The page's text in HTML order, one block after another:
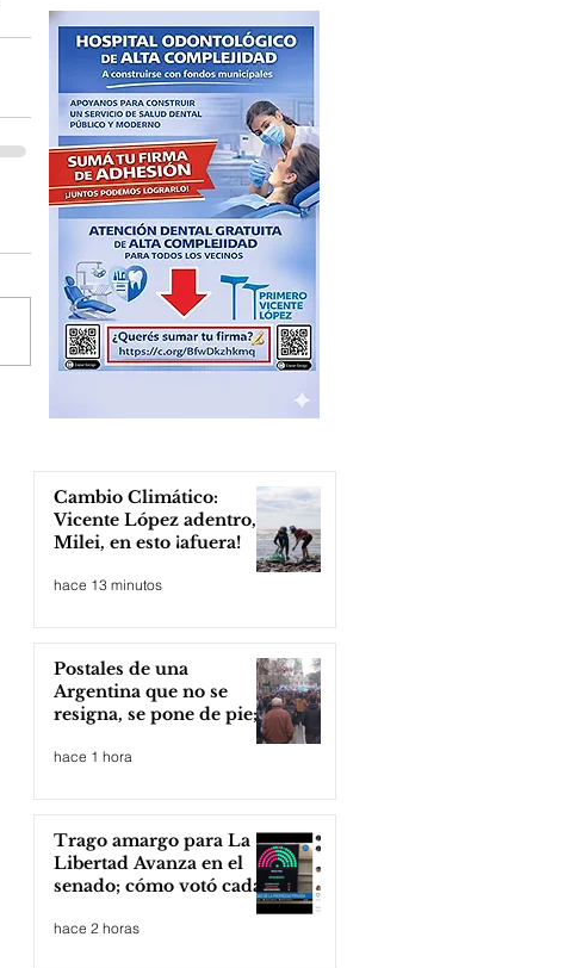
Cambio Climático:
Vicente López adentro,
Milei, en esto ¡afuera!
hace 13 minutos
Postales de una
Argentina que no se
resigna, se pone de pie;
hace 1 hora
Trago amargo para La
Libertad Avanza en el
senado; cómo votó cada
hace 2 horas